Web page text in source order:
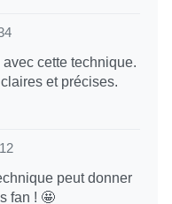
cette technique.
et précises.
peut donner
fan ! 🤩